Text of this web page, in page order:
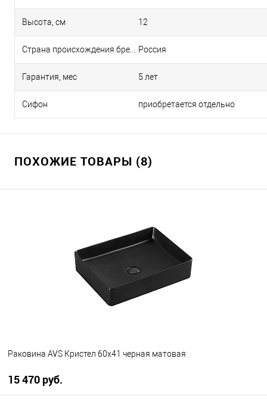
Высота, см 12
Россия
Гарантия, мес 5 лет
Сифон приобретается отдельно
ПОХОЖИЕ ТОВАРЫ (8)
Раковина AVS Кристел 60х41 черная матовая
15 470 руб.